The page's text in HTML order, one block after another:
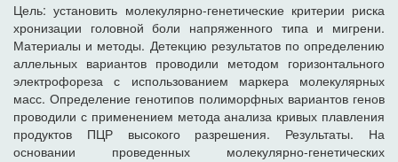
Цель: установить молекулярно-генетические критерии риска
хронизации головной боли напряженного типа и мигрени.
Материалы и методы. Детекцию результатов по определению
аллельных вариантов проводили методом горизонтального
электрофореза с использованием маркера молекулярных
масс. Определение генотипов полиморфных вариантов генов
проводили с применением метода анализа кривых плавления
продуктов ПЦР высокого разрешения. Результаты. На
основании проведенных молекулярно-генетических